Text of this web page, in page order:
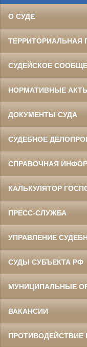
О СУДЕ
ТЕРРИТОРИАЛЬНАЯ
СУДЕЙСКОЕ
НОРМАТИВНЫЕ
ДОКУМЕНТЫ СУДА
СУДЕБНОЕ
СПРАВОЧНАЯ
КАЛЬКУЛЯТОР
ПРЕСС-СЛУЖБА
УПРАВЛЕНИЕ
СУДЫ СУБЪЕКТА РФ
МУНИЦИПАЛЬНЫЕ
ВАКАНСИИ
ПРОТИВОДЕЙСТВИЕ